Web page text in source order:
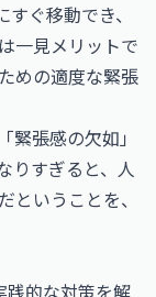
ぐ移動でき、
一見メリットで
めの適度な緊張
張感の欠如」
りすぎると、人
ということを、
践的な対策を解